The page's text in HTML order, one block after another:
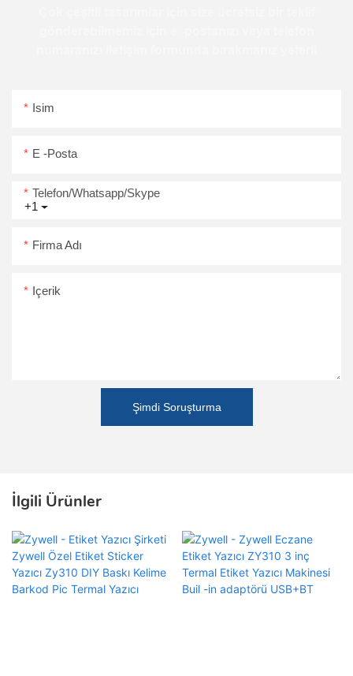
Isim
E -posta
+1
Telefon/Whatsapp/Skype
Firma Adı
Içerik
Şimdi Soruşturma
İlgili Ürünler